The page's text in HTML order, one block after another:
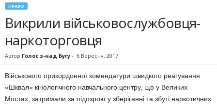
ПРАВО
Викрили військовослужбовця-
наркоторговця
Автор Голос з-над Бугу - 6 Вересня, 2017
Військового прикордонної комендатури швидкого реагування
«Шквал» кінологічного навчального центру, що у Великих
Мостах, затримали за підозрою у зберіганні та збуті наркотичних